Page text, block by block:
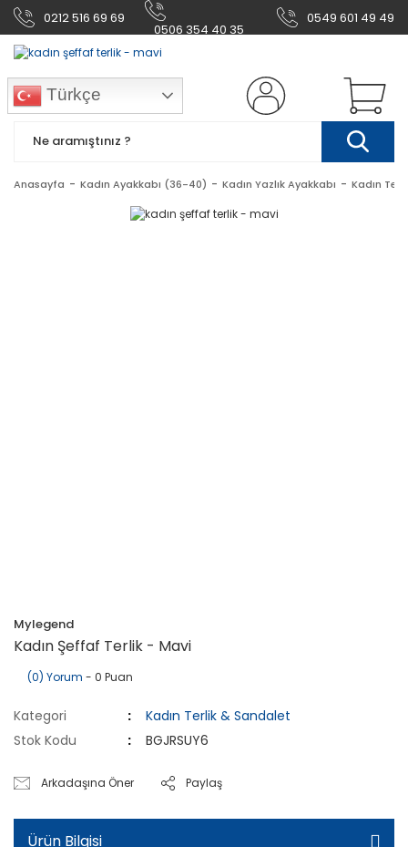
0212 516 69 69
0506 354 40 35
0549 601 49 49
Türkçe
Anasayfa Kadın Ayakkabı (36-40) Kadın Yazlık Ayakkabı Kadın
Mylegend
Kadın Şeffaf Terlik - Mavi
(0) Yorum - 0 Puan
Kategori
Kadın Terlik & Sandalet
Stok Kodu
BGJRSUY6
Arkadaşına Öner Paylaş
Ürün Bilgisi